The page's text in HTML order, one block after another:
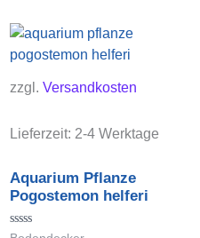
zzgl. Versandkosten
Lieferzeit: 2-4 Werktage
Aquarium Pflanze
Pogostemon helferi